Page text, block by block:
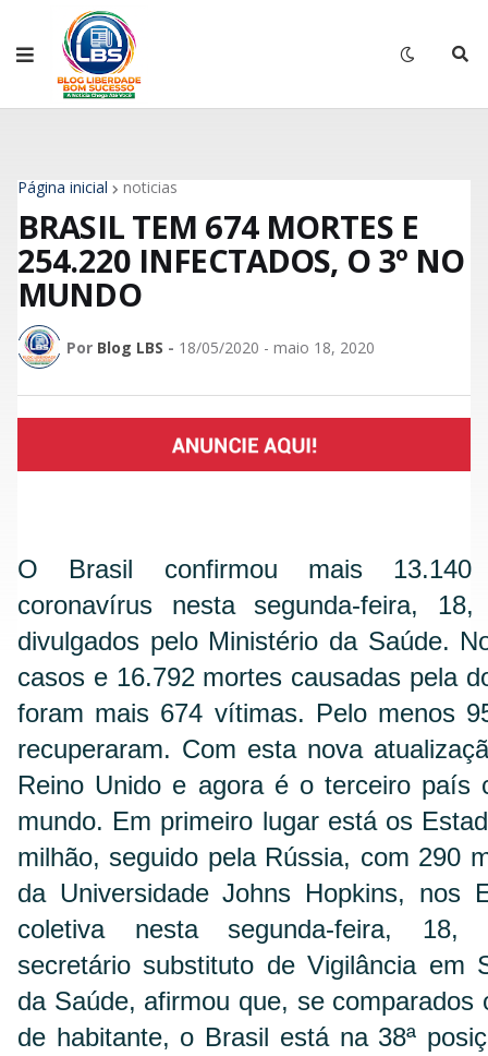
Página inicial noticias
BRASIL TEM 674 MORTES E
254.220 INFECTADOS, O 3º NO
MUNDO
Por Blog LBS - 18/05/2020 - maio 18, 2020
O Brasil confirmou mais 13.140
coronavírus nesta segunda-feira,
divulgados pelo Ministério da Saúde.
casos e 16.792 mortes causadas pela
foram mais 674 vítimas. Pelo menos
recuperaram. Com esta nova
Reino Unido e agora é o terceiro país
mundo. Em primeiro lugar está os
milhão, seguido pela Rússia, com 290
da Universidade Johns Hopkins, nos
coletiva nesta segunda-feira, 18,
secretário substituto de Vigilância em
da Saúde, afirmou que, se comparados
de habitante, o Brasil está na 38ª